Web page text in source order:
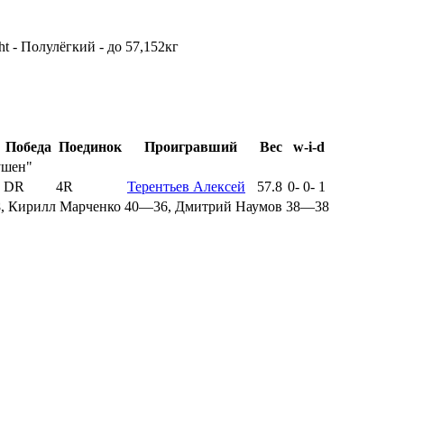
- Полулёгкий - до 57,152кг
Победа Поединок Проигравший Вес
w-i-d
DR 4R Терентьев Алексей 57.8 0- 0- 1
Марченко 40—36, Дмитрий Наумов 38—38